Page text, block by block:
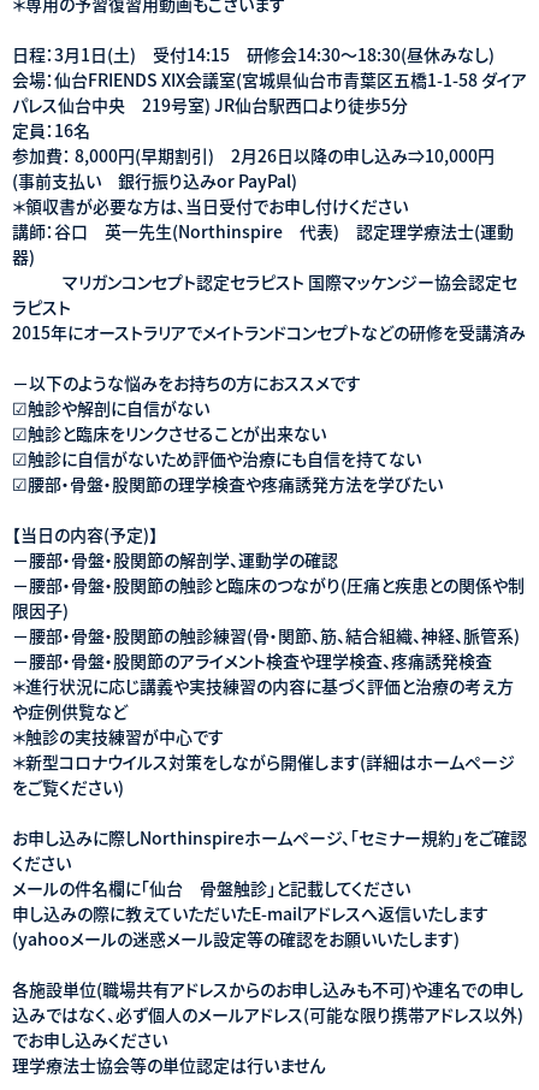
日程：3月1日(土) 受付14:15 研修会14:30～18:30(昼休みなし)
会場：仙台FRIENDS XIX会議室(宮城県仙台市青葉区五橋1-1-58 ダイア
パレス仙台中央 219号室) JR仙台駅西口より徒歩5分
定員：16名
参加費： 8,000円(早期割引) 2月26日以降の申し込み⇒10,000円
(事前支払い 銀行振り込みor PayPal)
＊領収書が必要な方は、当日受付でお申し付けください
講師：谷口 英一先生(Northinspire 代表) 認定理学療法士(運動
器)
マリガンコンセプト認定セラピスト 国際マッケンジー協会認定セ
ラピスト
2015年にオーストラリアでメイトランドコンセプトなどの研修を受講済み
－以下のような悩みをお持ちの方におススメです
☑触診や解剖に自信がない
☑触診と臨床をリンクさせることが出来ない
☑触診に自信がないため評価や治療にも自信を持てない
☑腰部・骨盤・股関節の理学検査や疼痛誘発方法を学びたい
【当日の内容(予定)】
－腰部・骨盤・股関節の解剖学、運動学の確認
－腰部・骨盤・股関節の触診と臨床のつながり(圧痛と疾患との関係や制
限因子)
－腰部・骨盤・股関節の触診練習(骨・関節、筋、結合組織、神経、脈管系)
－腰部・骨盤・股関節のアライメント検査や理学検査、疼痛誘発検査
＊進行状況に応じ講義や実技練習の内容に基づく評価と治療の考え方
や症例供覧など
＊触診の実技練習が中心です
＊新型コロナウイルス対策をしながら開催します(詳細はホームページ
をご覧ください)
お申し込みに際しNorthinspireホームページ、「セミナー規約」をご確認
ください
メールの件名欄に「仙台 骨盤触診」と記載してください
申し込みの際に教えていただいたE-mailアドレスへ返信いたします
(yahooメールの迷惑メール設定等の確認をお願いいたします)
各施設単位(職場共有アドレスからのお申し込みも不可)や連名での申し
込みではなく、必ず個人のメールアドレス(可能な限り携帯アドレス以外)
でお申し込みください
理学療法士協会等の単位認定は行いません